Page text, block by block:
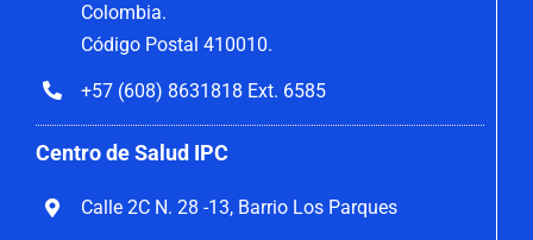
Colombia.
Código Postal 410010.
+57 (608) 8631818 Ext. 6585
Centro de Salud IPC
Calle 2C N. 28 -13, Barrio Los Parques